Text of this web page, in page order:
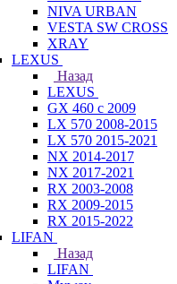
NIVA URBAN
VESTA SW CROSS
XRAY
LEXUS
Назад
LEXUS
GX 460 с 2009
LX 570 2008-2015
LX 570 2015-2021
NX 2014-2017
NX 2017-2021
RX 2003-2008
RX 2009-2015
RX 2015-2022
LIFAN
Назад
LIFAN